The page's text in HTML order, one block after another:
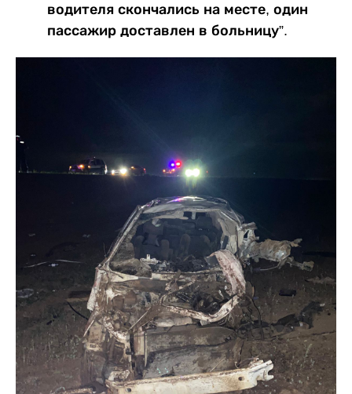
водителя скончались на месте, один
пассажир доставлен в больницу”.